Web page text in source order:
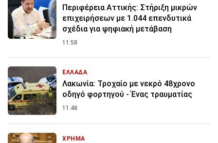
Περιφέρεια Αττικής: Στήριξη μικρών
επιχειρήσεων με 1.044 επενδυτικά
σχέδια για ψηφιακή μετάβαση
11:58
ΕΛΛΑΔΑ
Λακωνία: Τροχαίο με νεκρό 48χρονο
οδηγό φορτηγού - Ένας τραυματίας
11:48
ΧΡΗΜΑ